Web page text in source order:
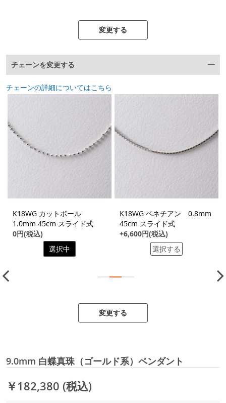
変更する
チェーンを変更する
チェーンの詳細についてはこちら
K18WG カットボール
1.0mm 45cm スライド式
0円(税込)
選択中
K18WG ベネチアン 0.8mm
45cm スライド式
+6,600円(税込)
選択する
変更する
9.0mm 白蝶真珠（ゴールド系）ペンダント
￥182,380 (税込)